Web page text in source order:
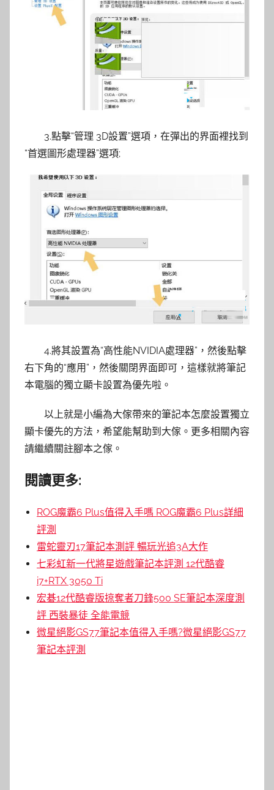
3.點擊“管理 3D設置”選項，在彈出的界面裡找到
“首選圖形處理器”選項;
4.將其設置為“高性能NVIDIA處理器”，然後點擊
右下角的“應用”，然後關閉界面即可，這樣就將筆記
本電腦的獨立顯卡設置為優先啦。
以上就是小編為大傢帶來的筆記本怎麼設置獨立
顯卡優先的方法，希望能幫助到大傢。更多相關內容
請繼續關註腳本之傢。
閱讀更多:
ROG魔霸6 Plus值得入手嗎 ROG魔霸6 Plus詳細
評測
雷蛇靈刃17筆記本測評 暢玩光追3A大作
七彩虹新一代將星遊戲筆記本評測 12代酷睿
i7+RTX 3050 Ti
宏碁12代酷睿版掠奪者刀鋒500 SE筆記本深度測
評 西裝暴徒 全能電競
微星絕影GS77筆記本值得入手嗎?微星絕影GS77
筆記本評測